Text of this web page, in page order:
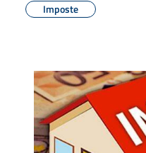
Imposte